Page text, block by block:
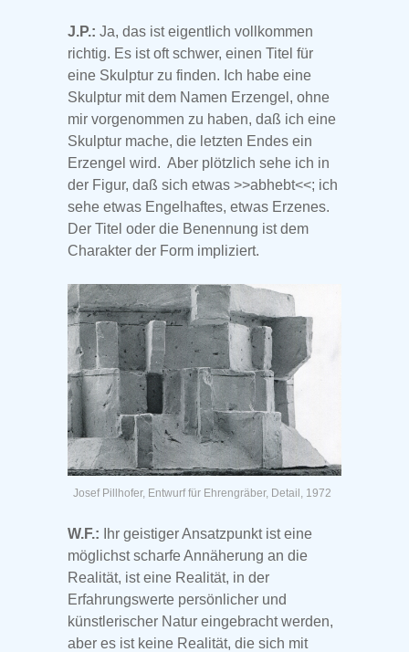
J.P.: Ja, das ist eigentlich vollkommen
richtig. Es ist oft schwer, einen Titel für
eine Skulptur zu finden. Ich habe eine
Skulptur mit dem Namen Erzengel, ohne
mir vorgenommen zu haben, daß ich eine
Skulptur mache, die letzten Endes ein
Erzengel wird. Aber plötzlich sehe ich in
der Figur, daß sich etwas >>abhebt<<; ich
sehe etwas Engelhaftes, etwas Erzenes.
Der Titel oder die Benennung ist dem
Charakter der Form impliziert.
Josef Pillhofer, Entwurf für Ehrengräber, Detail, 1972
W.F.: Ihr geistiger Ansatzpunkt ist eine
möglichst scharfe Annäherung an die
Realität, ist eine Realität, in der
Erfahrungswerte persönlicher und
künstlerischer Natur eingebracht werden,
aber es ist keine Realität, die sich mit